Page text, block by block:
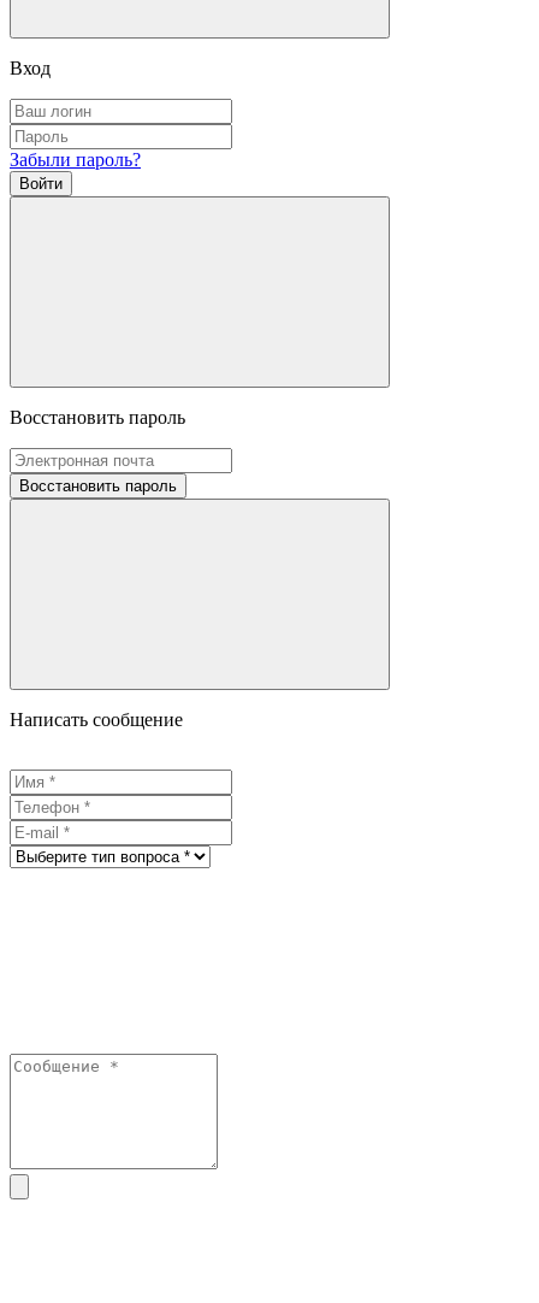
Вход
Забыли пароль?
Войти
Восстановить пароль
Восстановить пароль
Написать сообщение